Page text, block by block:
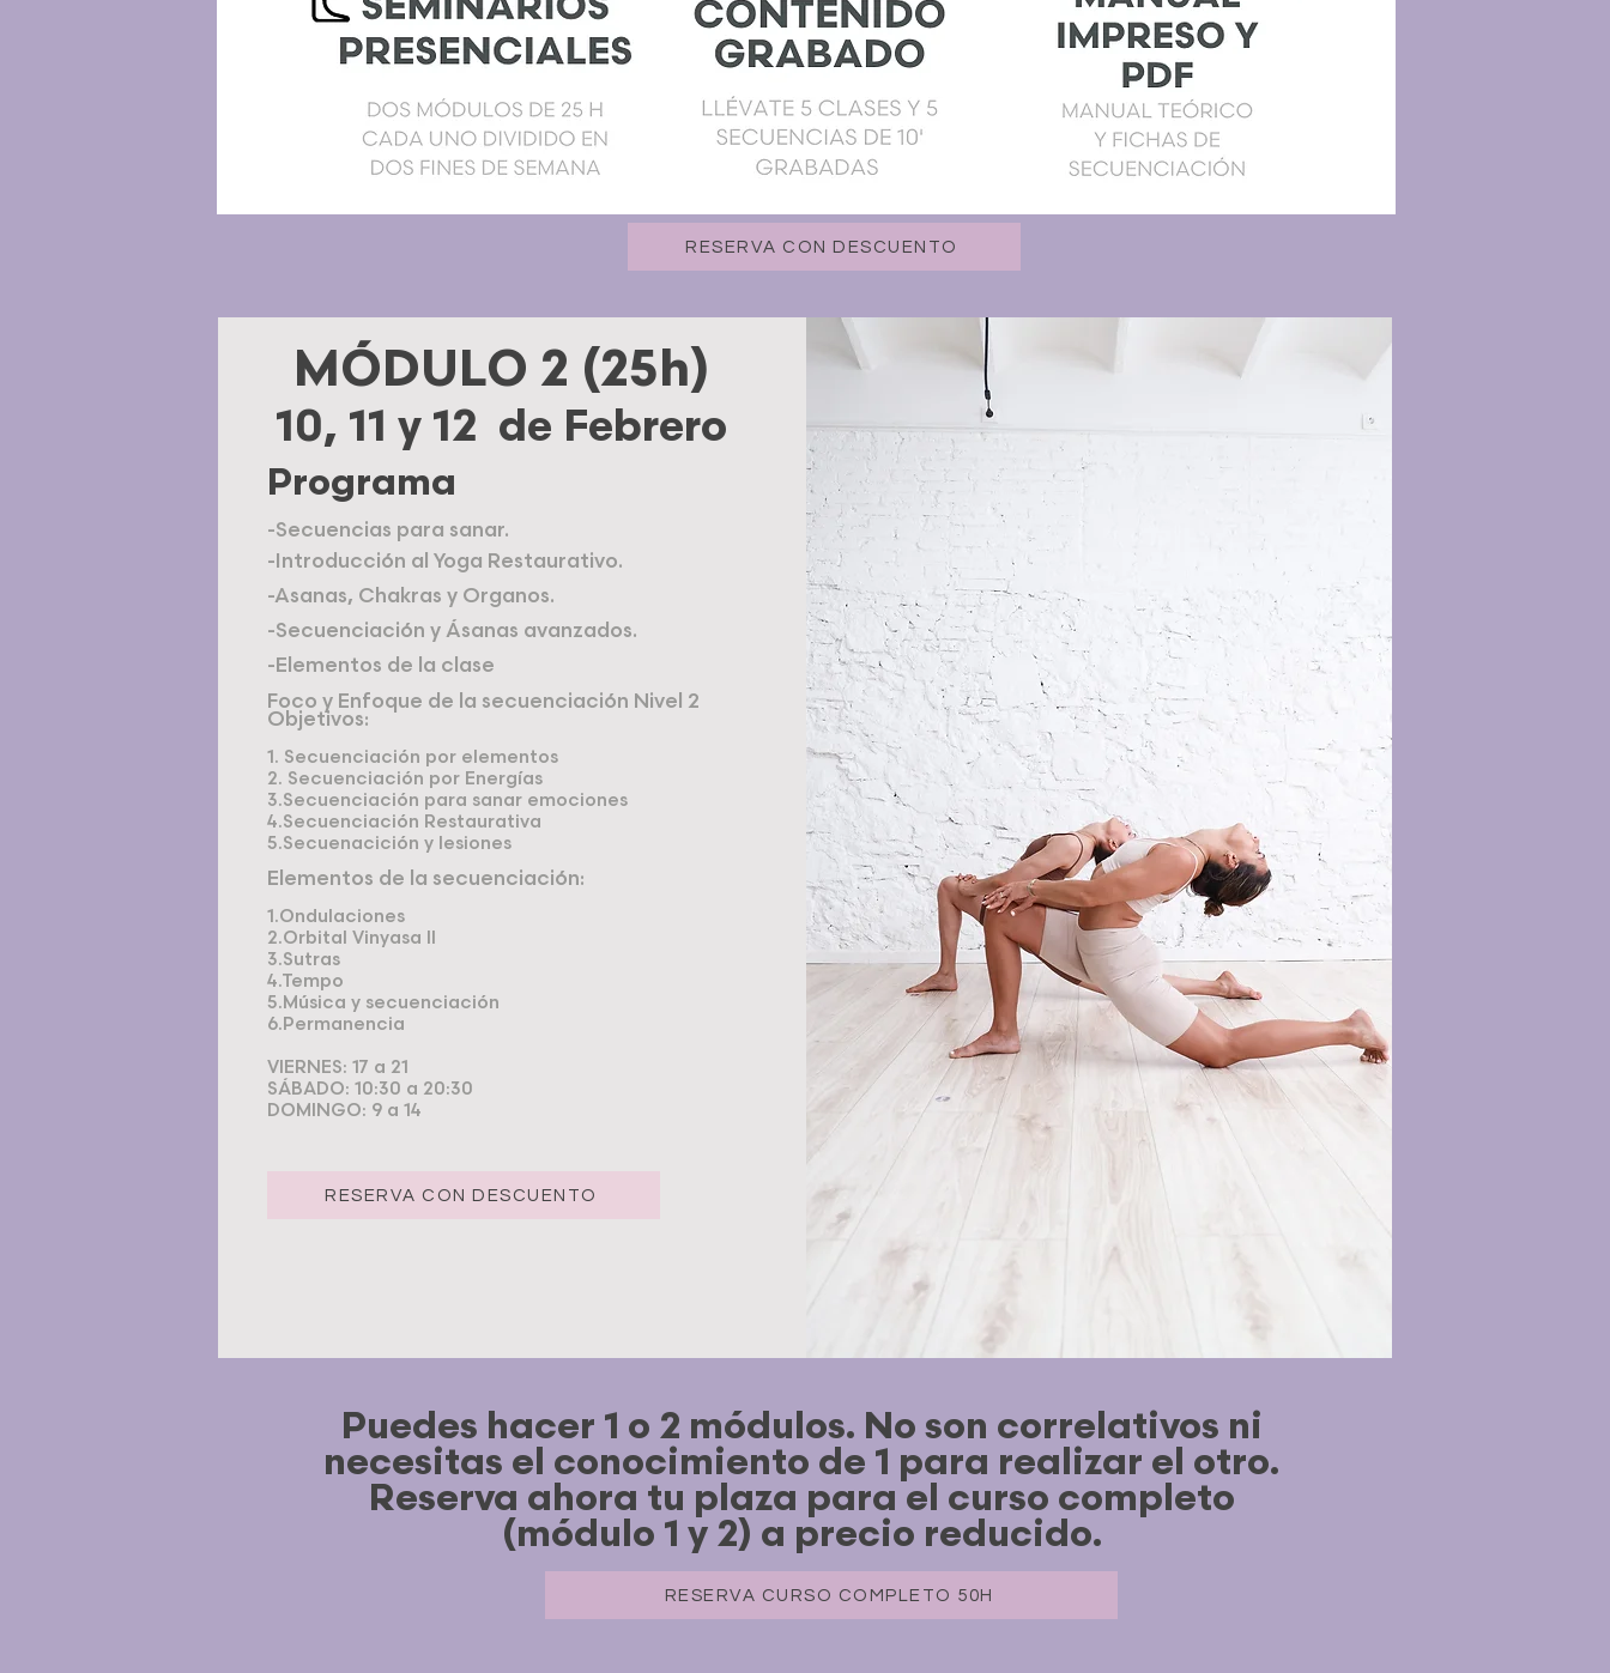
RESERVA CON DESCUENTO
Programa
-Secuencias para sanar.
-Introducción al Yoga Restaurativo.
-Asanas, Chakras y Organos.
-Secuenciación y Ásanas avanzados.
-Elementos de la clase
Foco y Enfoque de la secuenciación Nivel 2
Objetivos:
1. Secuenciación por elementos
2. Secuenciación por Energías
3.Secuenciación para sanar emociones
4.Secuenciación Restaurativa
5.Secuenacición y lesiones
Elementos de la secuenciación:
1.Ondulaciones
2.Orbital Vinyasa II
3.Sutras
4.Tempo
5.Música y secuenciación
6.Permanencia
VIERNES: 17 a 21
SÁBADO: 10:30 a 20:30
DOMINGO: 9 a 14
RESERVA CON DESCUENTO
MÓDULO 2 (25h)
10, 11 y 12 de Febrero
Puedes hacer 1 o 2 módulos. No son correlativos ni
necesitas el conocimiento de 1 para realizar el otro.
Reserva ahora tu plaza para el curso completo
(módulo 1 y 2) a precio reducido.
RESERVA CURSO COMPLETO 50H